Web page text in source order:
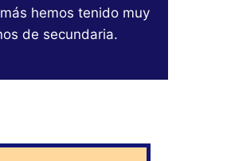
hemos tenido muy
de secundaria.